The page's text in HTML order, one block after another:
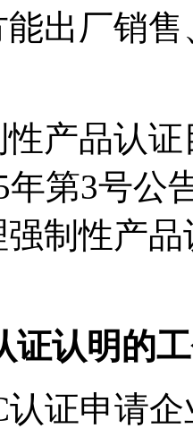
出厂销
产品认
年第3号公
制性产
证认明的
认证申请